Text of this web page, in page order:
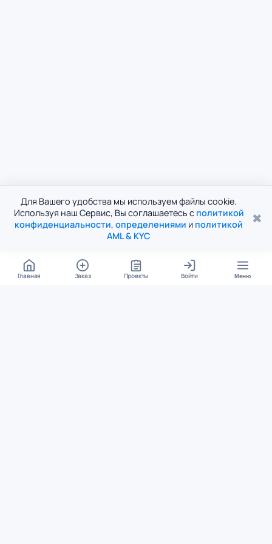
Для Вашего удобства мы используем файлы cookie.
Используя наш Сервис, Вы соглашаетесь с политикой
конфиденциальности, определениями и политикой
AML & KYC
✖
Главная Заказ Проекты Войти Меню